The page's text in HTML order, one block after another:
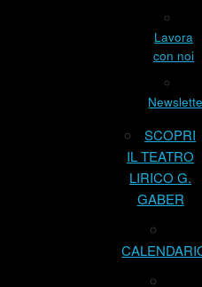
Lavora
con noi
SCOPRI
IL TEATRO
LIRICO G.
GABER